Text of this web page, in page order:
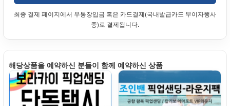
최종 결제 페이지에서 무통장입금 혹은 카드결제(국내발급카드 무이자행사
중)로 결제됩니다.
해당상품을 예약하신 분들이 함께 예약하신 상품